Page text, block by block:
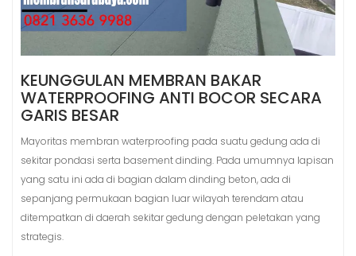
KEUNGGULAN MEMBRAN BAKAR
WATERPROOFING ANTI BOCOR SECARA
GARIS BESAR
Mayoritas membran waterproofing pada suatu gedung ada di
sekitar pondasi serta basement dinding. Pada umumnya lapisan
yang satu ini ada di bagian dalam dinding beton, ada di
sepanjang permukaan bagian luar wilayah terendam atau
ditempatkan di daerah sekitar gedung dengan peletakan yang
strategis.